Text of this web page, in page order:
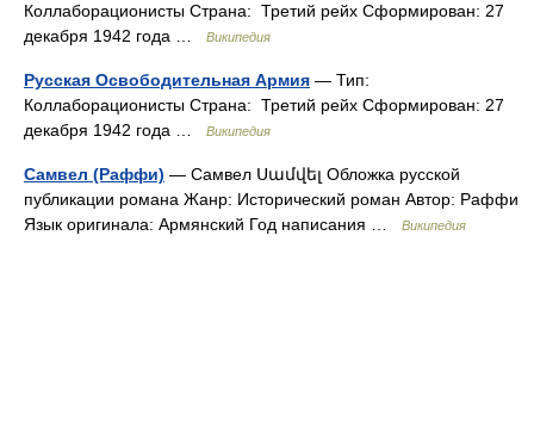
Коллаборационисты Страна: Третий рейх Сформирован: 27
декабря 1942 года …
Википедия
Русская Освободительная Армия — Тип:
Коллаборационисты Страна: Третий рейх Сформирован: 27
декабря 1942 года …
Википедия
Самвел (Раффи) — Самвел Սամվել Обложка русской
публикации романа Жанр: Исторический роман Автор: Раффи
Язык оригинала: Армянский Год написания …
Википедия